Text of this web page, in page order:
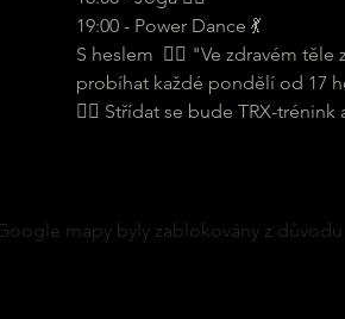
19:00 - Power Dance 💃
S heslem  🏋️‍♂️ "Ve zdravém
probíhat každé pondělí od 17
🏋️‍♂️ Střídat se bude TRX-trénink
mapy byly zablokovány z